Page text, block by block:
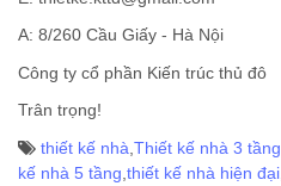
A: 8/260 Cầu Giấy - Hà Nội
Công ty cổ phần Kiến trúc thủ đô
Trân trọng!
thiết kế nhà Thiết kế nhà 3 tầng
kế nhà 5 tầng thiết kế nhà hiện đại